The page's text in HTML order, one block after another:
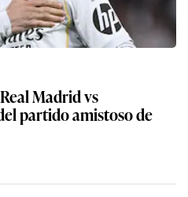
Madrid vs
partido amistoso de